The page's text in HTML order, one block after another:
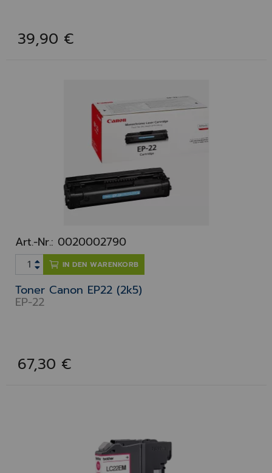
39,90 €
Art.-Nr.: 0020002790
IN DEN WARENKORB
Toner Canon EP22 (2k5)
EP-22
67,30 €